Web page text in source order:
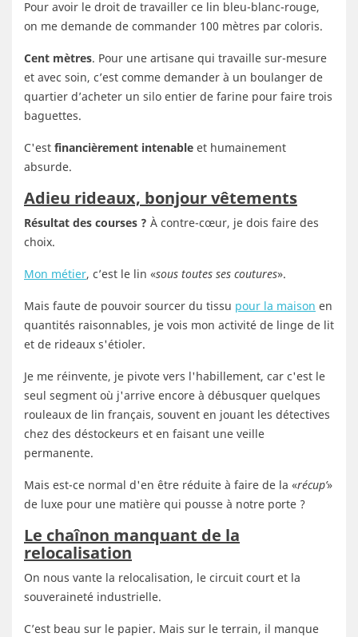
Pour avoir le droit de travailler ce lin bleu-blanc-rouge,
on me demande de commander 100 mètres par coloris.
Cent mètres. Pour une artisane qui travaille sur-mesure
et avec soin, c’est comme demander à un boulanger de
quartier d’acheter un silo entier de farine pour faire trois
baguettes.
C'est financièrement intenable et humainement
absurde.
Adieu rideaux, bonjour vêtements
Résultat des courses ? À contre-cœur, je dois faire des
choix.
Mon métier, c’est le lin «sous toutes ses coutures».
Mais faute de pouvoir sourcer du tissu pour la maison en
quantités raisonnables, je vois mon activité de linge de lit
et de rideaux s'étioler.
Je me réinvente, je pivote vers l'habillement, car c'est le
seul segment où j'arrive encore à débusquer quelques
rouleaux de lin français, souvent en jouant les détectives
chez des déstockeurs et en faisant une veille
permanente.
Mais est-ce normal d'en être réduite à faire de la «récup’»
de luxe pour une matière qui pousse à notre porte ?
Le chaînon manquant de la
relocalisation
On nous vante la relocalisation, le circuit court et la
souveraineté industrielle.
C’est beau sur le papier. Mais sur le terrain, il manque